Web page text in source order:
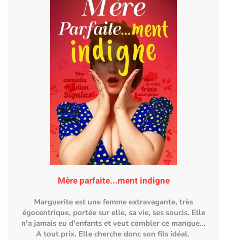
Mère parfaite...ment indigne
Marguerite est une femme extravagante, très
égocentrique, portée sur elle, sa vie, ses soucis. Elle
n'a jamais eu d'enfants et veut combler ce manque...
A tout prix. Elle cherche donc son fils idéal.